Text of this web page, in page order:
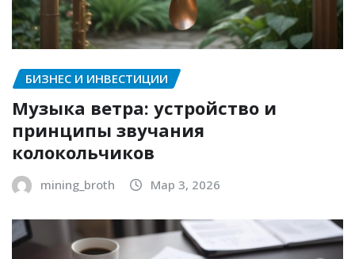
БИЗНЕС И ИНВЕСТИЦИИ
Музыка ветра: устройство и
принципы звучания
колокольчиков
mining_broth Мар 3, 2026